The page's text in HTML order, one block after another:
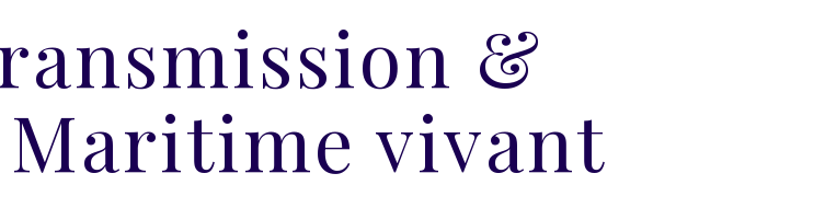
&
vivant